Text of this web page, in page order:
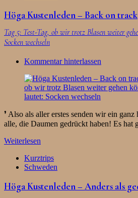
Höga Kustenleden – Back on track
Tag 5: Test-Tag, ob wir trotz Blasen weiter
Socken wechseln
Kommentar hinterlassen
❜ Also als aller erstes senden wir ein
alle, die Daumen gedrückt haben! Es
Weiterlesen
Kurztrips
Schweden
Höga Kustenleden – Anders als